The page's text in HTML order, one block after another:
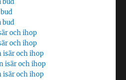
bud
bud
och ihop
och ihop
isär och ihop
isär och ihop
isär och ihop